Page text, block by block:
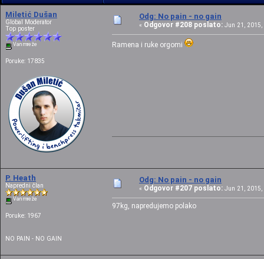
Miletić Dušan
Global Moderator
Top poster
Van mreže
Poruke: 17835
Odg: No pain - no gain
« Odgovor #208 poslato: Jun 21, 2015,
Ramena i ruke orgomi
P. Heath
Napredni član
Van mreže
Poruke: 1967
NO PAIN - NO GAIN
Odg: No pain - no gain
« Odgovor #207 poslato: Jun 21, 2015,
97kg, napredujemo polako